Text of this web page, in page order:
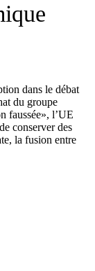
dans le débat
du groupe
faussée», l’UE
conserver des
la fusion entre